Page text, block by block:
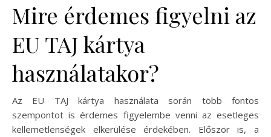
Mire érdemes figyelni az
EU TAJ kártya
használatakor?
Az EU TAJ kártya használata során több fontos
szempontot is érdemes figyelembe venni az esetleges
kellemetlenségek elkerülése érdekében. Először is, a